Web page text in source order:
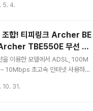
즈 보안 카메라입니다. 그동안 다양
는 122도의 넓은 시야각 탑재한
찰이 가능한 6mm 망원 렌즈 조합
매력을 보여주는데요. 단순히 비추
사각지대를 없이 구석구석을 살피
을 디테일하게 들여다보는 듀얼 렌
스펙 정보 티피..
5. 4.
합! 티피링크 Archer BE
TBE550E 무선 랜
을 이용한 모델에서 ADSL, 100M
10Mbps 초고속 인터넷 사용하는
집안의 네트워크 장비가 그 속도를
10. 31.